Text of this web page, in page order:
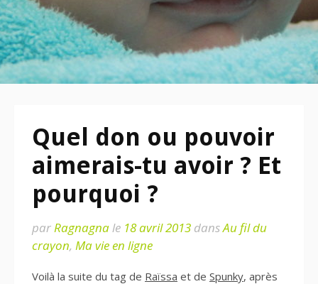
Quel don ou pouvoir
aimerais-tu avoir ? Et
pourquoi ?
parRagnagnale 18 avril 2013 dansAu fil du
crayon, Ma vie en ligne
Voilà la suite du tag de Raïssa et de Spunky, après